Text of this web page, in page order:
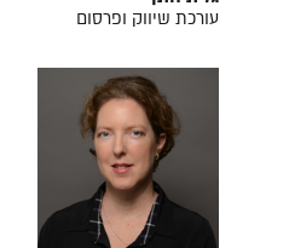
עורכת שיווק ופרסום